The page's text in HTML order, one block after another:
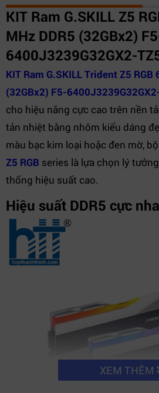
KIT Ram G.SKILL Z5
MHz DDR5 (32GBx2)
6400J3239G32GX2-
KIT Ram G.SKILL Trident Z5 RGB
(32GBx2) F5-
cho hiệu năng cực cao trên nền
tản nhiệt bằng nhôm kiểu dáng
màu bạc kim loại hoặc đen mờ,
Z5 RGB series là lựa chọn lý
thống hiệu suất cao.
Hiệu suất DDR5 cực
XEM THÊM